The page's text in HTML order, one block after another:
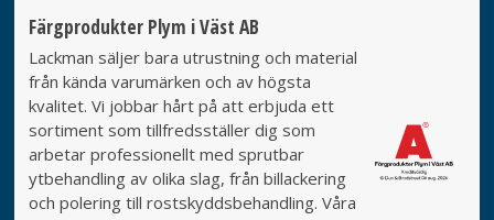
Färgprodukter Plym i Väst AB
Lackman säljer bara utrustning och material
från kända varumärken och av högsta
kvalitet. Vi jobbar hårt på att erbjuda ett
sortiment som tillfredsställer dig som
arbetar professionellt med sprutbar
ytbehandling av olika slag, från billackering
och polering till rostskyddsbehandling. Våra